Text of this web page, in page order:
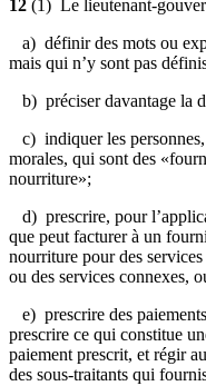
12 (1) Le lieutenant-
a) définir des mots ou
mais qui n’y sont pas
b) préciser davantage la
c) indiquer les
morales, qui sont des
nourriture»;
d) prescrire, pour
que peut facturer à un
nourriture pour des
ou des services connexes,
e) prescrire des
prescrire ce qui constitue
paiement prescrit, et régir
des sous-traitants qui